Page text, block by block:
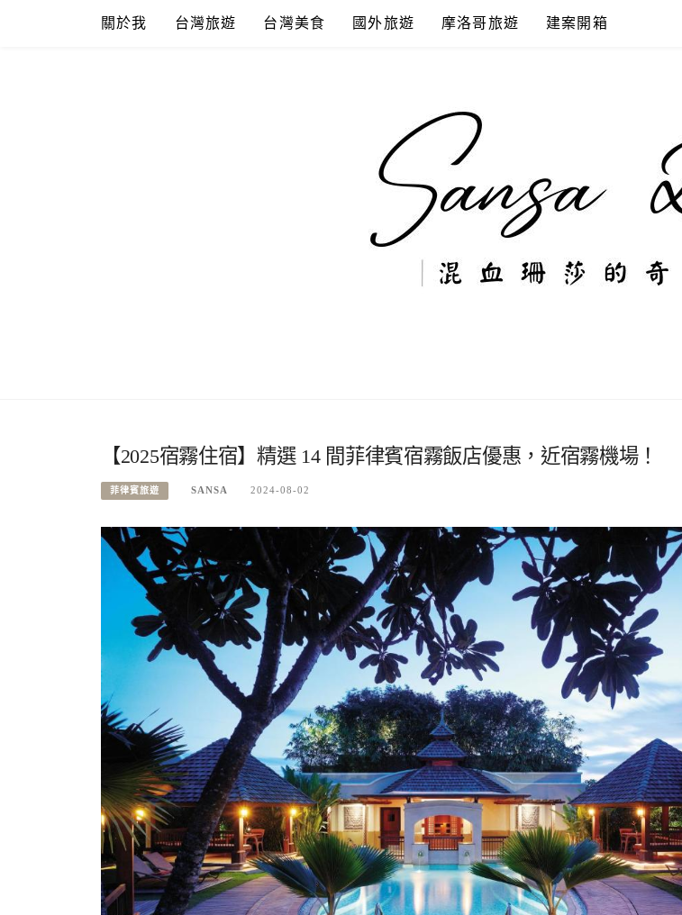
關於我 台灣旅遊 台灣美食 國外旅遊 摩洛哥旅遊 建案開箱
【2025宿霧住宿】精選 14 間菲律賓宿霧飯店優惠，近宿霧機場！
菲律賓旅遊 SANSA 2024-08-02